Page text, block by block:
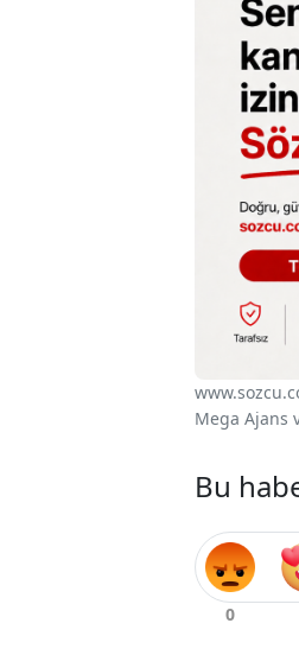
Mega Ajans
Bu